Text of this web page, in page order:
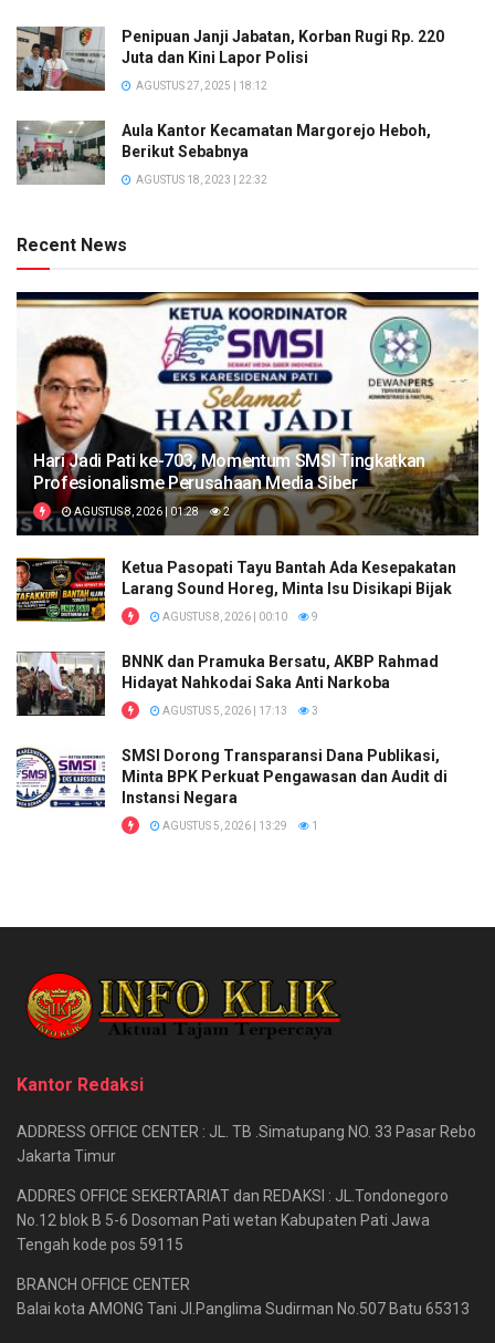
Penipuan Janji Jabatan, Korban Rugi Rp. 220
Juta dan Kini Lapor Polisi
AGUSTUS 27, 2025 | 18:12
Aula Kantor Kecamatan Margorejo Heboh,
Berikut Sebabnya
AGUSTUS 18, 2023 | 22:32
Recent News
Hari Jadi Pati ke-703, Momentum SMSI Tingkatkan
Profesionalisme Perusahaan Media Siber
AGUSTUS 8, 2026 | 01:28 2
Ketua Pasopati Tayu Bantah Ada Kesepakatan
Larang Sound Horeg, Minta Isu Disikapi Bijak
AGUSTUS 8, 2026 | 00:10 9
BNNK dan Pramuka Bersatu, AKBP Rahmad
Hidayat Nahkodai Saka Anti Narkoba
AGUSTUS 5, 2026 | 17:13 3
SMSI Dorong Transparansi Dana Publikasi,
Minta BPK Perkuat Pengawasan dan Audit di
Instansi Negara
AGUSTUS 5, 2026 | 13:29 1
Kantor Redaksi
ADDRESS OFFICE CENTER : JL. TB .Simatupang NO. 33 Pasar Rebo
Jakarta Timur
ADDRES OFFICE SEKERTARIAT dan REDAKSI : JL.Tondonegoro
No.12 blok B 5-6 Dosoman Pati wetan Kabupaten Pati Jawa
Tengah kode pos 59115
BRANCH OFFICE CENTER
Balai kota AMONG Tani Jl.Panglima Sudirman No.507 Batu 65313